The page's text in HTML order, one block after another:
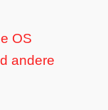
OS
andere